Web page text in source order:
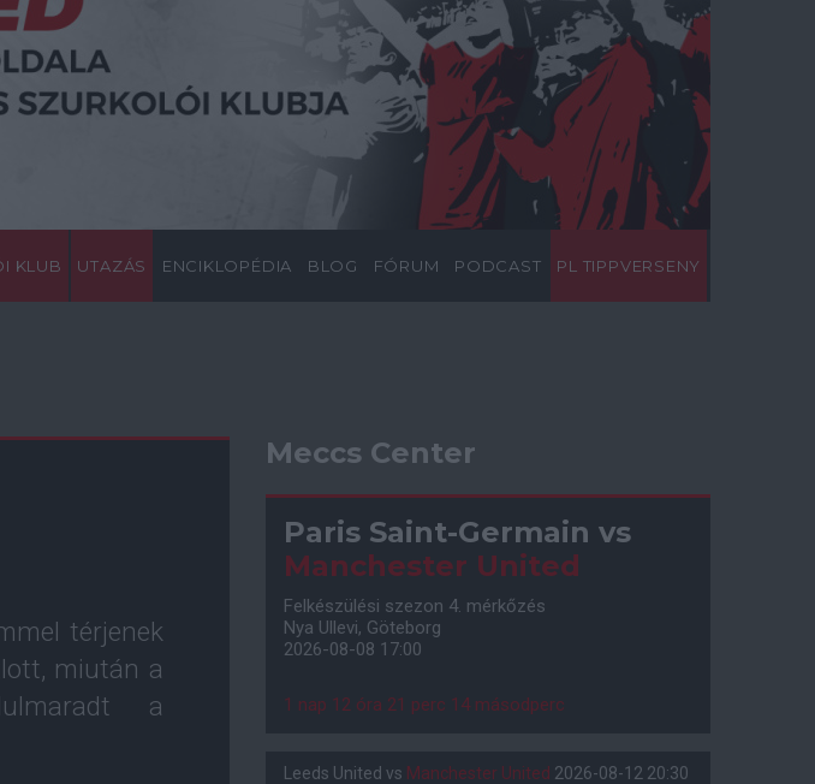
KLUB UTAZÁS ENCIKLOPÉDIA BLOG FÓRUM PODCAST PL TIPPVERSENY
térjenek
miután a
a
Meccs Center
Paris Saint-Germain vs
Manchester United
Felkészülési szezon 4. mérkőzés
Nya Ullevi, Göteborg
2026-08-08 17:00
1 nap 12 óra 21 perc 13 másodperc
Leeds United vs Manchester United 2026-08-12 20:30